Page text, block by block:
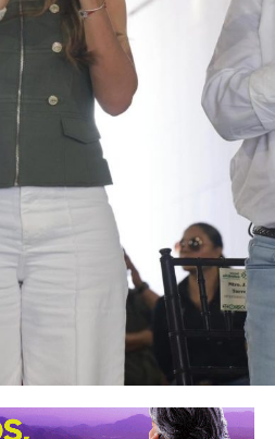
consolidar de la mano de una
4T
CLAUDIA SHEINBAUM
MACUSPANA TABASCO
Cordero
con la Cuarta